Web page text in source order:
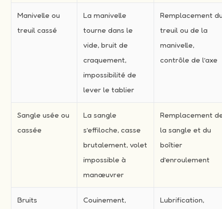
Manivelle ou
treuil cassé
La manivelle
tourne dans le
vide, bruit de
craquement,
impossibilité de
lever le tablier
Remplacement
treuil ou de la
manivelle,
contrôle de l’axe
Sangle usée ou
cassée
La sangle
s’effiloche, casse
brutalement, volet
impossible à
manœuvrer
Remplacement
la sangle et du
boîtier
d’enroulement
Bruits
Couinement,
Lubrification,